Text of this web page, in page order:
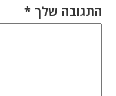
התגובה שלך *